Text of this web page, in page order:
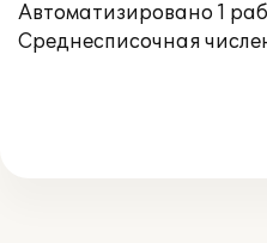
Автоматизировано 1
Среднесписочная